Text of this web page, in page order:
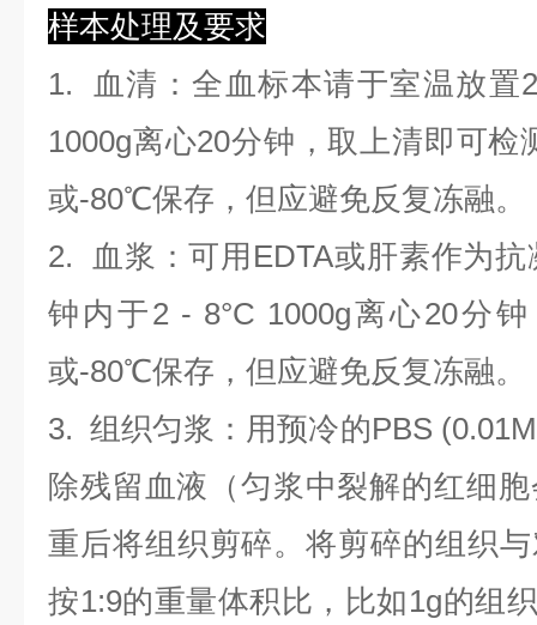
样本处理及要求
1.
血清 ：全血标本请于室温放
1000g离心20分钟，取上清即可
或-80℃保存，但应避免反复冻融。
2.
血浆 ：可用EDTA或肝素作为
钟内于2 - 8°C 1000g离心20分
或-80℃保存，但应避免反复冻融。
3.组织匀浆 ：用预冷的PBS
除残留血液（匀浆中裂解的红细
重后将组织剪碎。将剪碎的组织
按1:9的重量体积比，比如1g的组